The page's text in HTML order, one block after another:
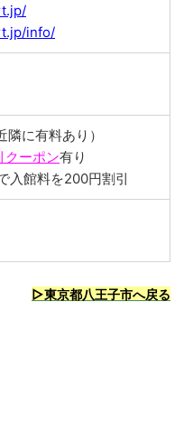
info/
に有料あり）
クーポン有り
入館料を200円割引
▷東京都八王子市へ戻る